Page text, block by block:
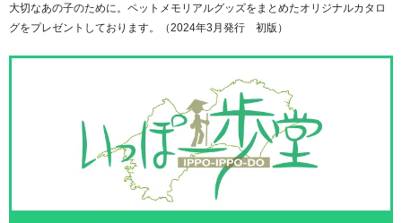
大切なあの子のために。ペットメモリアルグッズをまとめたオリジナルカタロ
グをプレゼントしております。（2024年3月発行 初版）